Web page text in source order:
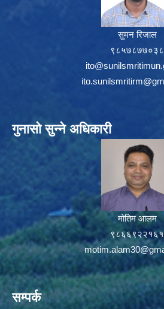
सुमन रिजाल
९८५७८७७०३८
गुनासो सुन्ने अधिकारी
मोतिम आलम
९८६६९२२१६१
सम्पर्क